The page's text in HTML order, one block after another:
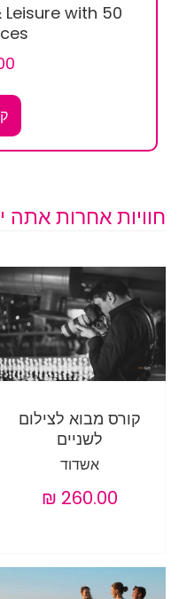
with 50
חוויות אחרות אתה
קורס מבוא לצילום
לשניים
אשדוד